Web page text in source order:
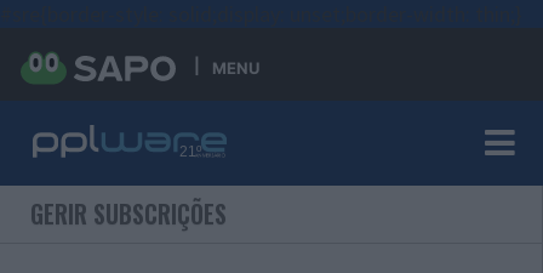
MENU
GERIR SUBSCRIÇÕES